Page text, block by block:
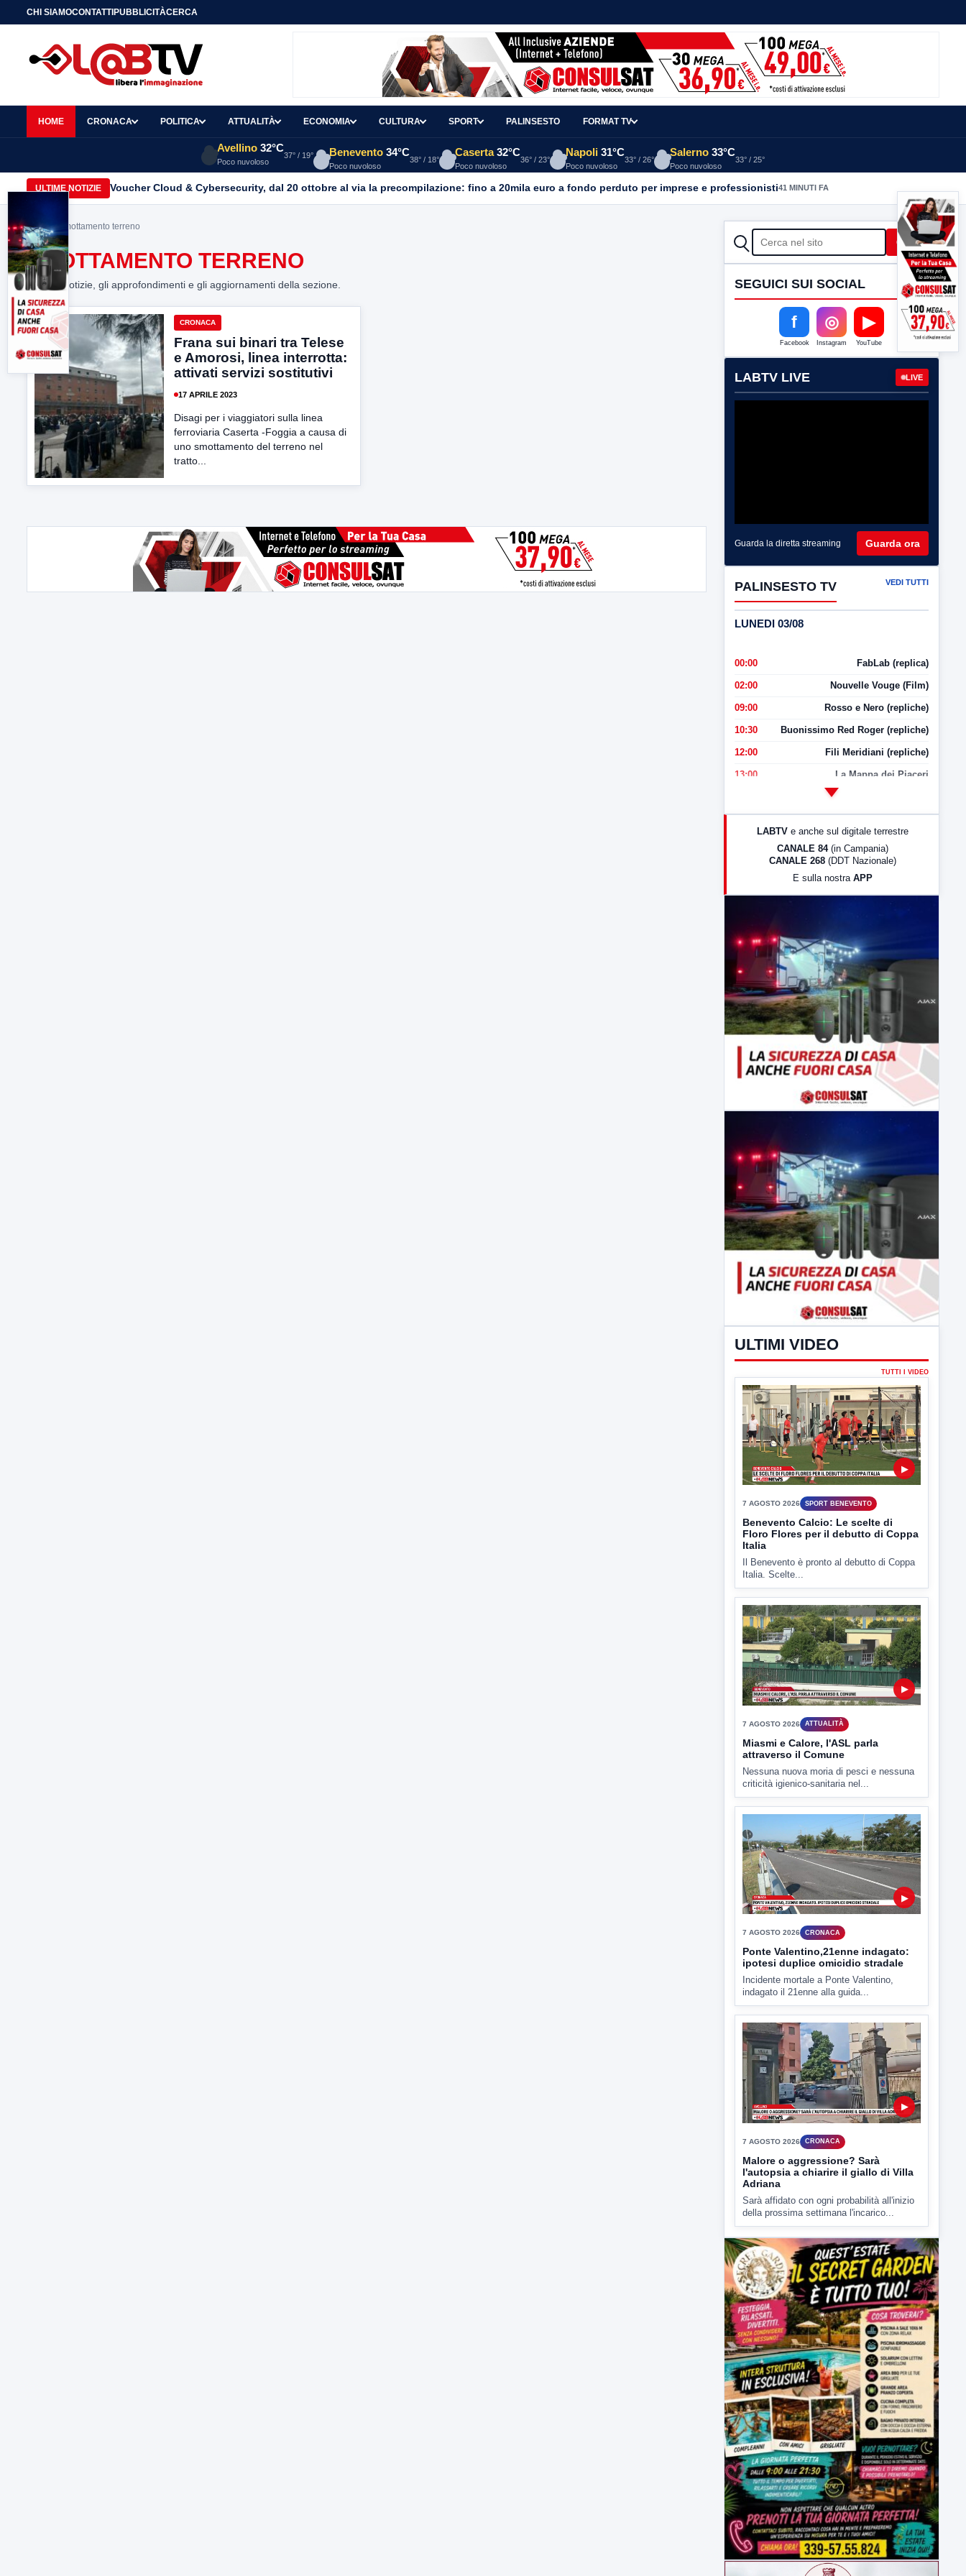
CHI SIAMOCONTATTIPUBBLICITÀCERCA
HOME CRONACA POLITICA ATTUALITÀ ECONOMIA CULTURA SPORT PALINSESTO FORMAT TV
Avellino 32°C
Poco nuvoloso
37° / 19° Benevento 34°C
Poco nuvoloso
38° / 18°
Caserta 32°C
Poco nuvoloso
36° / 23°
Napoli 31°C
Poco nuvoloso
33° / 26°
Salerno 33°C
Poco nuvoloso
33° / 25°
ULTIME NOTIZIE Voucher Cloud & Cybersecurity, dal 20 ottobre al via la precompilazione: fino a 20mila euro a fondo perduto per imprese e professionisti41 MINUTI FA
Home> smottamento terreno
SMOTTAMENTO TERRENO
Tutte le notizie, gli approfondimenti e gli aggiornamenti della sezione.
CRONACA
Frana sui binari tra Telese
e Amorosi, linea interrotta:
attivati servizi sostitutivi
17 APRILE 2023
Disagi per i viaggiatori sulla linea
ferroviaria Caserta -Foggia a causa di
uno smottamento del terreno nel
tratto...
CERCA Cerca
SEGUICI SUI SOCIAL
f
Facebook
◎
Instagram
▶
YouTube
LABTV LIVE LIVE
Guarda la diretta streaming Guarda ora
PALINSESTO TV VEDI TUTTI
LUNEDI 03/08
00:00 FabLab (replica)
02:00 Nouvelle Vouge (Film)
09:00 Rosso e Nero (repliche)
10:30 Buonissimo Red Roger (repliche)
12:00 Fili Meridiani (repliche)
13:00 La Mappa dei Piaceri
LabNews (Diretta)
LABTV e anche sul digitale terrestre
CANALE 84 (in Campania)
CANALE 268 (DDT Nazionale)
E sulla nostra APP
ULTIMI VIDEO
TUTTI I VIDEO
7 AGOSTO 2026 SPORT BENEVENTO
Benevento Calcio: Le scelte di
Floro Flores per il debutto di Coppa
Italia
Il Benevento è pronto al debutto di Coppa
Italia. Scelte...
▶
7 AGOSTO 2026 ATTUALITÀ
Miasmi e Calore, l'ASL parla
attraverso il Comune
Nessuna nuova moria di pesci e nessuna
criticità igienico-sanitaria nel...
▶
7 AGOSTO 2026 CRONACA
Ponte Valentino,21enne indagato:
ipotesi duplice omicidio stradale
Incidente mortale a Ponte Valentino,
indagato il 21enne alla guida...
7 AGOSTO 2026 CRONACA
Malore o aggressione? Sarà
l'autopsia a chiarire il giallo di Villa
Adriana
Sarà affidato con ogni probabilità all'inizio
della prossima settimana l'incarico...